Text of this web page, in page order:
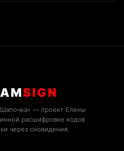
SIGN
— проект Елены
расшифровке кодов
через сновидения.